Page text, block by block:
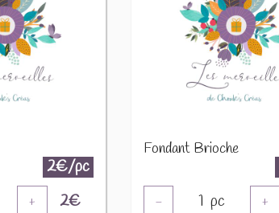
2€/pc
+ 2€
Fondant Brioche
- 1 pc +